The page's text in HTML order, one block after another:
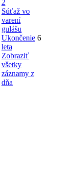
2
Súťaž vo
varení
gulášu
Ukončenie
leta
Zobraziť
všetky
záznamy z
dňa
6